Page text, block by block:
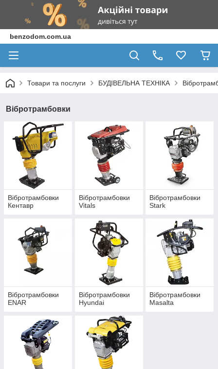
benzodom.com.ua
Товари та послуги БУДІВЕЛЬНА ТЕХНІКА
Вібротрамбовки
Вібротрамбовки
Кентавр
Вібротрамбовки
Vitals
Вібротрамбовки
Stark
Вібротрамбовки
ENAR
Вібротрамбовки
Hyundai
Вібротрамбовки
Masalta